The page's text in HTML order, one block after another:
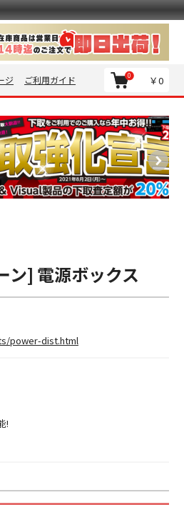
ジ ご利用ガイド ￥0
0
ン] 電源ボックス
power-dist.html
!